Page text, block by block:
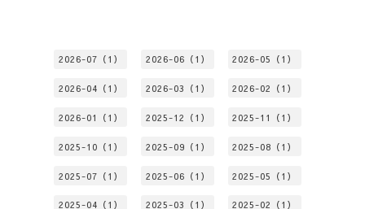
2026-07（1） 2026-06（1） 2026-05（1）
2026-04（1） 2026-03（1） 2026-02（1）
2026-01（1） 2025-12（1） 2025-11（1）
2025-10（1） 2025-09（1） 2025-08（1）
2025-07（1） 2025-06（1） 2025-05（1）
2025-04（1） 2025-03（1） 2025-02（1）